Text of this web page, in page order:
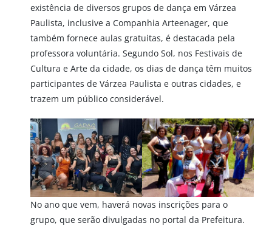
existência de diversos grupos de dança em Várzea
Paulista, inclusive a Companhia Arteenager, que
também fornece aulas gratuitas, é destacada pela
professora voluntária. Segundo Sol, nos Festivais de
Cultura e Arte da cidade, os dias de dança têm muitos
participantes de Várzea Paulista e outras cidades, e
trazem um público considerável.
No ano que vem, haverá novas inscrições para o
grupo, que serão divulgadas no portal da Prefeitura.